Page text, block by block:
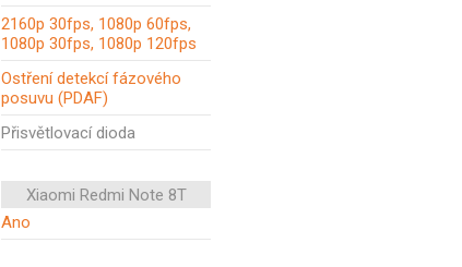
2160p 30fps, 1080p 60fps,
1080p 30fps, 1080p 120fps
Ostření detekcí fázového
posuvu (PDAF)
Přisvětlovací dioda
Xiaomi Redmi Note 8T
Ano